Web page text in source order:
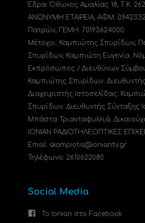
Έδρα: Όθωνος Αμαλίας 18, Τ.Κ.
ΑΝΩΝΥΜΗ ΕΤΑΙΡΕΙΑ, ΑΦΜ:
Πατρών, ΓΕΜΗ: 70193624000.
Μέτοχοι: Καμπιώτης Σπυρίδων,
Σπυρίδων, Καμπιώτη Ευγενία.
Εκπρόσωπος / Διευθύνων
Καμπιώτης Σπυρίδων.
Διαχειριστής Ιστοσελίδας:
Σπυρίδων. Διευθυντής Σύνταξης
Μπάστα Τριανταφυλλιά.
ΙΟΝΙΑΝ ΡΑΔΙΟΤΗΛΕΟΠΤΙΚΕΣ
Email: skampiotis@ioniantv.gr
Τηλέφωνο: 2610622080.
Social Media
Το Ionian στο Facebook